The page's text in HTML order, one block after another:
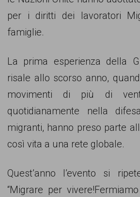
movimenti
battono
per
le
pari
opportunità
per i diritti dei lavoratori
famiglie.
La prima esperienza della
risale allo scorso anno,
movimenti di più di
quotidianamente nella
migranti, hanno preso parte
così vita a una rete globale.
Quest’anno l’evento si
“Migrare per